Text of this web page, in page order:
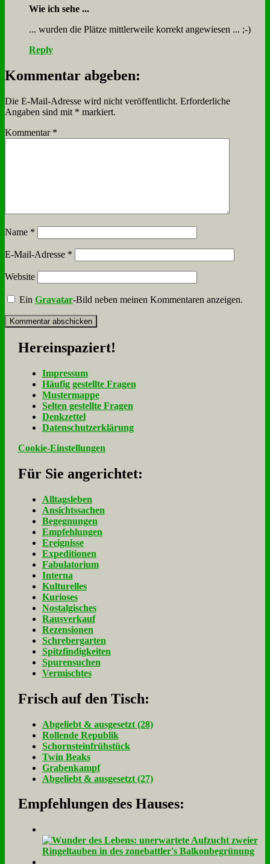
Wie ich se­he ...
... wur­den die Plät­ze mitt­ler­wei­le kor­rekt an­ge­wie­sen ... ;-)
Reply
Kommentar abgeben:
Die E-Mail-Adresse wird nicht veröffentlicht. Erforderliche
Angaben sind mit * markiert.
Kommentar *
Name *
E-Mail-Adresse *
Website
EinGravatar-Bild neben meinen Kommentaren anzeigen.
Her­ein­spa­ziert!
Im­pres­sum
Häu­fig ge­stell­te Fra­gen
Mu­ster­map­pe
Sel­ten ge­stell­te Fra­gen
Denk­zet­tel
Da­ten­schutz­er­klä­rung
Cookie-Einstellungen
Für Sie an­ge­rich­tet:
Alltagsleben
Ansichtssachen
Begegnungen
Empfehlungen
Ereignisse
Expeditionen
Fabulatorium
Interna
Kulturelles
Kurioses
Nostalgisches
Rausverkauf
Rezensionen
Schrebergarten
Spitzfindigkeiten
Spurensuchen
Vermischtes
Frisch auf den Tisch:
Ab­ge­liebt & aus­ge­setzt (28)
Rol­len­de Re­pu­blik
Schorn­stein­früh­stück
Twin Beaks
Gra­ben­kampf
Ab­ge­liebt & aus­ge­setzt (27)
Empfehlungen des Hauses: